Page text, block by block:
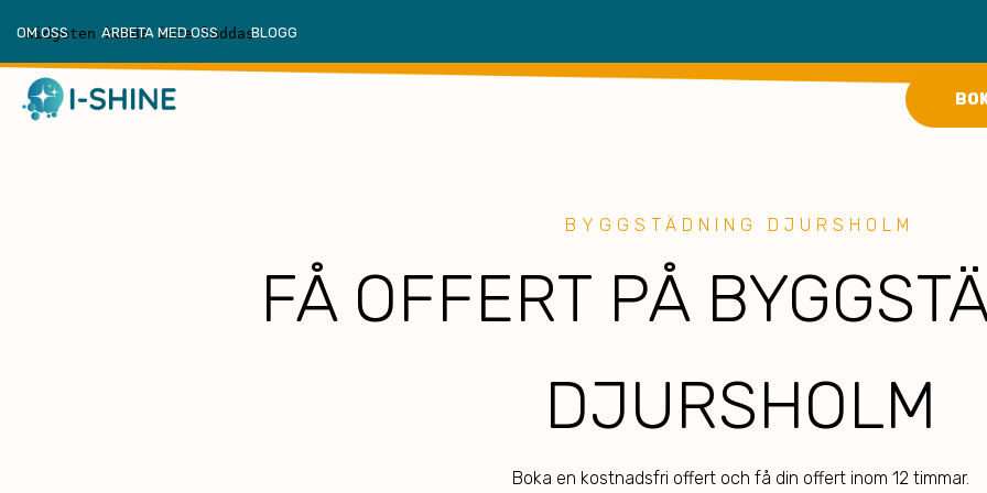
OM OSS ARBETA MED OSS BLOGG
BYGGSTÄDNING DJURSHOLM
FÅ OFFERT PÅ
DJURSHOLM
Boka en kostnadsfri offert och få din offert inom 12 timmar.